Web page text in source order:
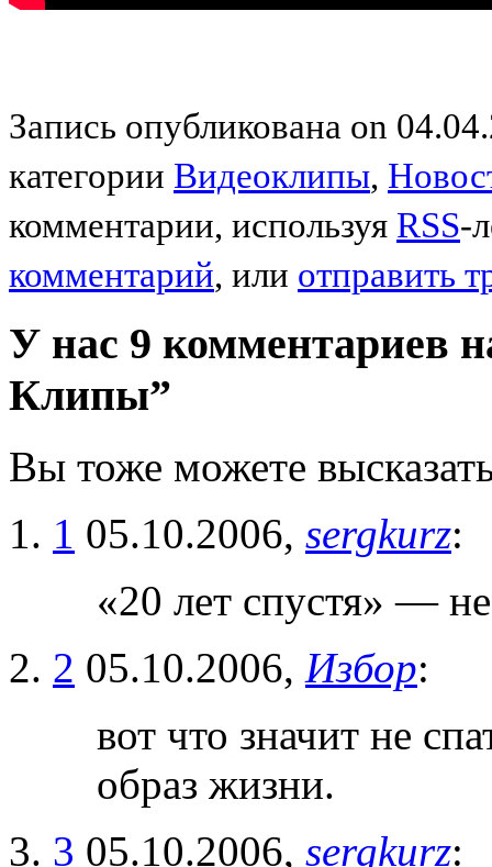
Запись опубликована on
категории Видеоклипы,
комментарии, используя RSS-
комментарий, или отправить
У нас 9 комментариев
Клипы”
Вы тоже можете
1 05.10.2006, sergkurz:
«20 лет спустя» —
2 05.10.2006, Избор:
вот что значит не
образ жизни.
3 05.10.2006, sergkurz: